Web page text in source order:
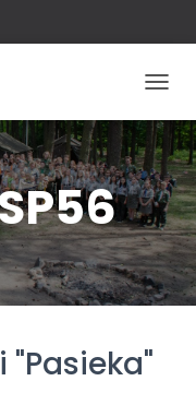
R
Z
E
Ł
Ą
C
Z
N
A
W
"Pasieka"